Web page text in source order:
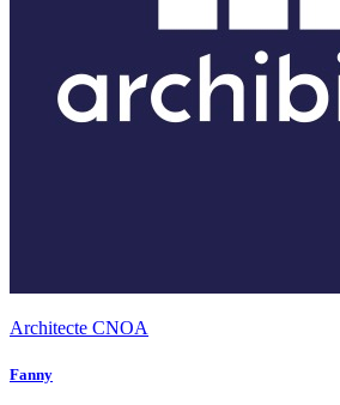
Architecte CNOA
Fanny